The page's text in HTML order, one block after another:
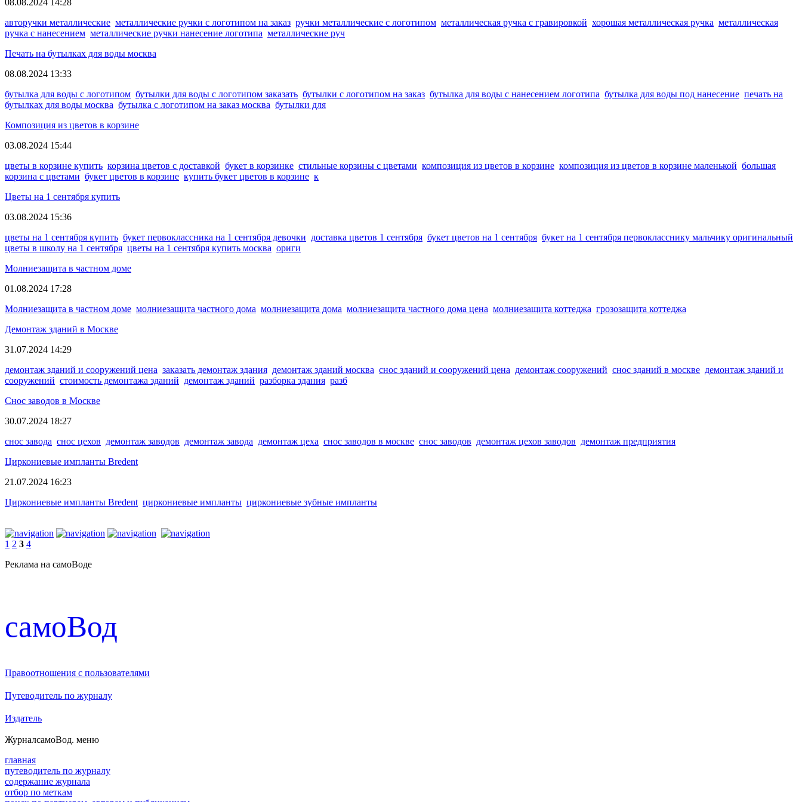
авторучки металлические металлические ручки с логотипом на заказ ручки металлические с логотипом металлическая ручка с гравировкой хорошая металлическая ручка металлическая
ручка с нанесением металлические ручки нанесение логотипа металлические руч
Печать на бутылках для воды москва
08.08.2024 13:33
бутылка для воды с логотипом бутылки для воды с логотипом заказать бутылки с логотипом на заказ бутылка для воды с нанесением логотипа бутылка для воды под нанесение печать на
бутылках для воды москва бутылка с логотипом на заказ москва бутылки для
Композиция из цветов в корзине
03.08.2024 15:44
цветы в корзине купить корзина цветов с доставкой букет в корзинке стильные корзины с цветами композиция из цветов в корзине композиция из цветов в корзине маленькой большая
корзина с цветами букет цветов в корзине купить букет цветов в корзине к
Цветы на 1 сентября купить
03.08.2024 15:36
цветы на 1 сентября купить букет первоклассника на 1 сентября девочки доставка цветов 1 сентября букет цветов на 1 сентября букет на 1 сентября первокласснику мальчику оригинальный
цветы в школу на 1 сентября цветы на 1 сентября купить москва ориги
Молниезащита в частном доме
01.08.2024 17:28
Молниезащита в частном доме молниезащита частного дома молниезащита дома молниезащита частного дома цена молниезащита коттеджа грозозащита коттеджа
Демонтаж зданий в Москве
31.07.2024 14:29
демонтаж зданий и сооружений цена заказать демонтаж здания демонтаж зданий москва снос зданий и сооружений цена демонтаж сооружений снос зданий в москве демонтаж зданий и
сооружений стоимость демонтажа зданий демонтаж зданий разборка здания разб
Снос заводов в Москве
30.07.2024 18:27
снос завода снос цехов демонтаж заводов демонтаж завода демонтаж цеха снос заводов в москве снос заводов демонтаж цехов заводов демонтаж предприятия
Циркониевые импланты Bredent
21.07.2024 16:23
Циркониевые импланты Bredent циркониевые импланты циркониевые зубные импланты
1 2 3 4
Реклама на самоВоде
cамоВод
Правоотношения с пользователями
Путеводитель по журналу
Издатель
ЖурналсамоВод. меню
главная
путеводитель по журналу
содержание журнала
отбор по меткам